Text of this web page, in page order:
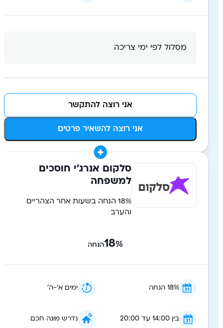
מסלול לפי ימי צריכה
אני רוצה להשאיר פרטים
אני רוצה להתקשר
סלקום אנרג'י חוסכים
למשפחה
18% הנחה בשעות אחר הצהריים
והערב
18% הנחה
18% הנחה ימים א׳-ה׳
בין 14:00 עד 20:00 נדרש מונה חכם